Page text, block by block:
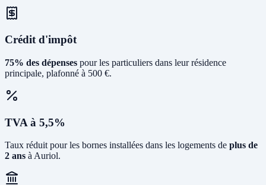
Crédit d'impôt
75% des dépenses pour les particuliers dans leur résidence
principale, plafonné à 500 €.
TVA à 5,5%
Taux réduit pour les bornes installées dans les logements de plus de
2 ans à Auriol.